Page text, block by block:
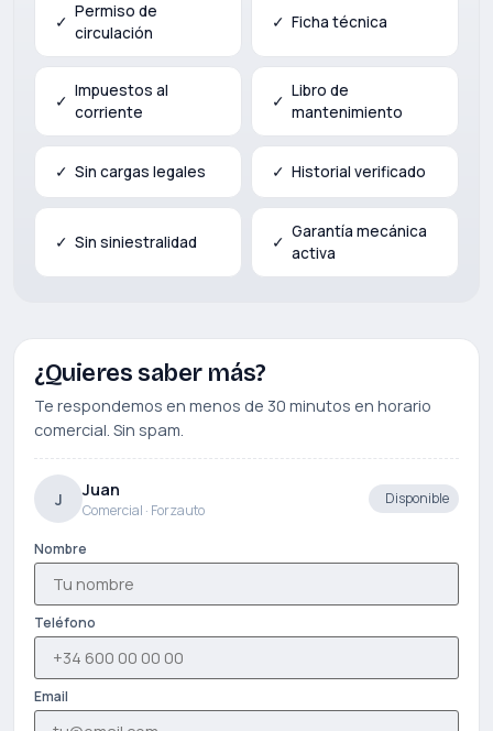
✓
Permiso de
circulación
✓ Ficha técnica
✓
Impuestos al
corriente
✓
Libro de
mantenimiento
✓ Sin cargas legales ✓ Historial verificado
✓ Sin siniestralidad ✓
Garantía mecánica
activa
¿Quieres saber más?
Te respondemos en menos de 30 minutos en horario
comercial. Sin spam.
J Juan
Comercial · Forzauto
Disponible
Nombre
Teléfono
Email